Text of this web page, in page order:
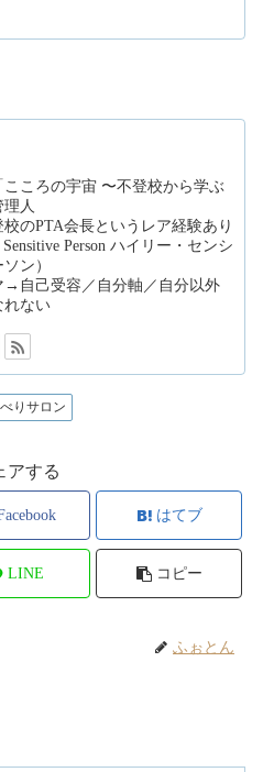
ころの宇宙 〜不登校から学ぶ
人
のPTA会長というレア経験あり
Person ハイリー・センシ
ン）
→自己受容／自分軸／自分以外
れない
りサロン
アする
はてブ
LINE コピー
ふぉとん